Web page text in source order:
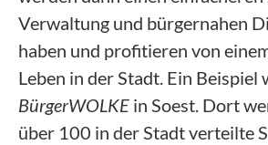
Verwaltung und bürgernahen
haben und profitieren von
Leben in der Stadt. Ein Beispiel
BürgerWOLKE in Soest. Dort
über 100 in der Stadt verteilte